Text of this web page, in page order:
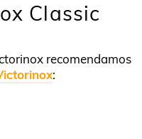
Classic
recomendamos
: